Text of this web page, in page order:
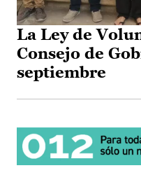
La Ley de
Consejo de
septiembre